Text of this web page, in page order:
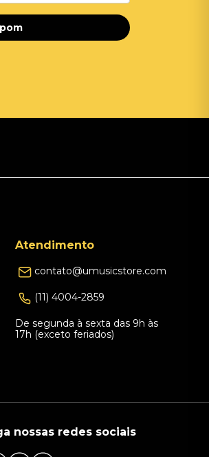
Atendimento
contato@umusicstore.com
(11) 4004-2859
De segunda à sexta das 9h às
17h (exceto feriados)
nossas redes sociais